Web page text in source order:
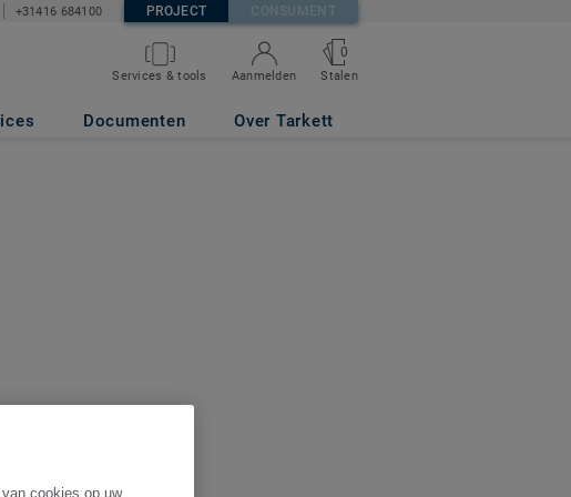
+31416 684100 PROJECT CONSUMENT
Services & tools Aanmelden
0
Stalen
Documenten Over Tarkett
cookies op uw